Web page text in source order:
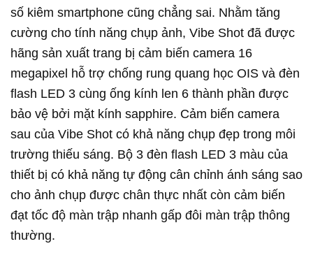
số kiêm smartphone cũng chẳng sai. Nhằm tăng
cường cho tính năng chụp ảnh, Vibe Shot đã được
hãng sản xuất trang bị cảm biến camera 16
megapixel hỗ trợ chống rung quang học OIS và đèn
flash LED 3 cùng ống kính len 6 thành phần được
bảo vệ bởi mặt kính sapphire. Cảm biến camera
sau của Vibe Shot có khả năng chụp đẹp trong môi
trường thiếu sáng. Bộ 3 đèn flash LED 3 màu của
thiết bị có khả năng tự động cân chỉnh ánh sáng sao
cho ảnh chụp được chân thực nhất còn cảm biến
đạt tốc độ màn trập nhanh gấp đôi màn trập thông
thường.